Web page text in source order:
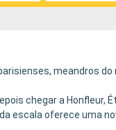
meandros do
chegar a Honfleur,
escala oferece uma